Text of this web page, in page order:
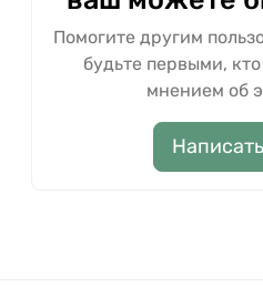
Помогите другим
будьте первыми,
мнением об